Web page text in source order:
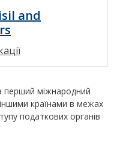
and
перший міжнародний
країнами в межах
податкових органів